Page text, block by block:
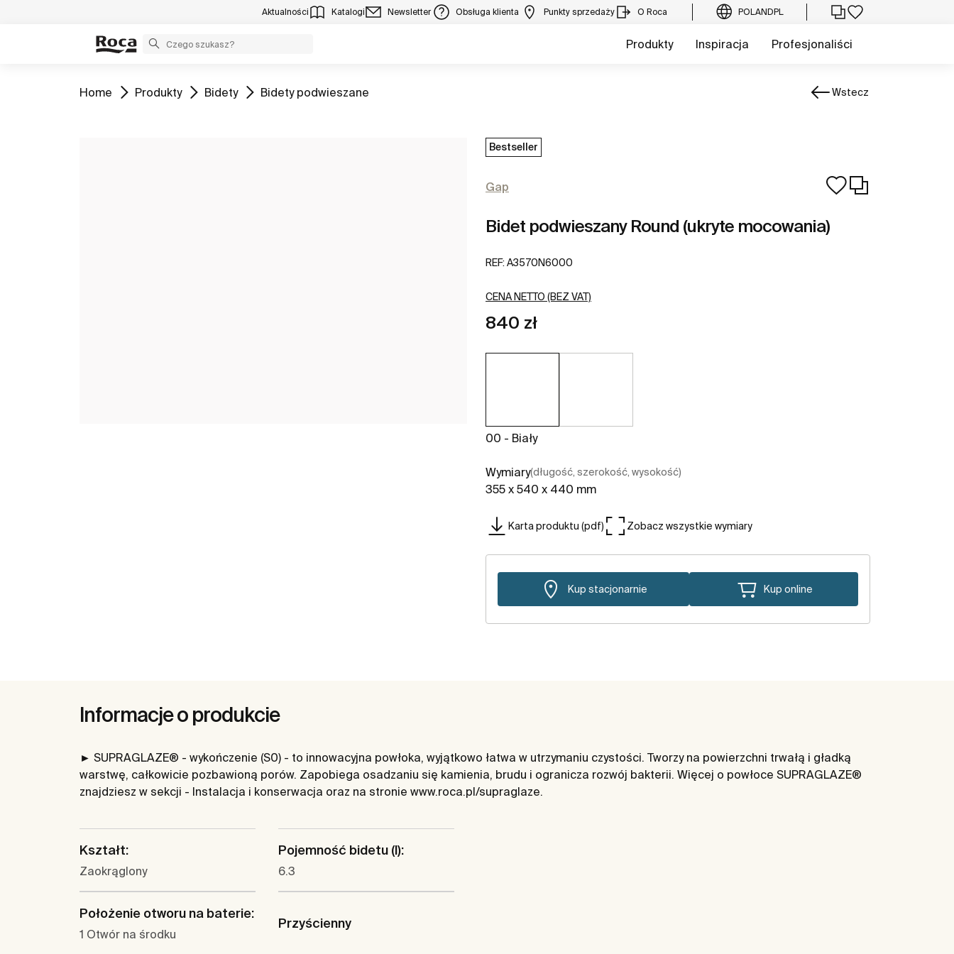
Aktualności Katalogi Newsletter Obsługa klienta Punkty sprzedaży O Roca POLANDPL
Produkty Inspiracja Profesjonaliści
Zobacz
Home Zobacz
Produkty Zobacz
Bidety Zobacz
Bidety podwieszane Wstecz
Bestseller
Gap
Bidet podwieszany Round (ukryte mocowania)
REF: A3570N6000
CENA NETTO (BEZ VAT)
840 zł
00 - Biały
Wymiary(długość, szerokość, wysokość)
355 x 540 x 440 mm
Karta produktu (pdf) Zobacz wszystkie wymiary
Kup stacjonarnie Kup online
Informacje o produkcie
► SUPRAGLAZE® - wykończenie (S0) - to innowacyjna powłoka, wyjątkowo łatwa w utrzymaniu czystości. Tworzy na powierzchni trwałą i gładką
warstwę, całkowicie pozbawioną porów. Zapobiega osadzaniu się kamienia, brudu i ogranicza rozwój bakterii. Więcej o powłoce SUPRAGLAZE®
znajdziesz w sekcji - Instalacja i konserwacja oraz na stronie www.roca.pl/supraglaze.
Kształt:
Zaokrąglony
Pojemność bidetu (l):
6.3
Położenie otworu na baterie:
1 Otwór na środku
Przyścienny